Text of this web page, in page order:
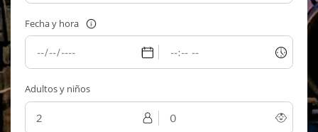
Fecha y hora
Adultos y niños